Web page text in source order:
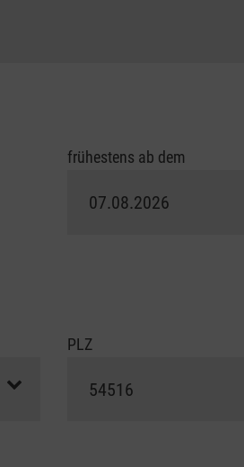
frühestens ab dem
PLZ